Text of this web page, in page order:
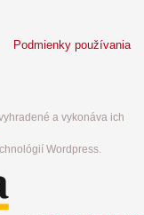
Podmienky používania
a vykonáva ich
Wordpress.